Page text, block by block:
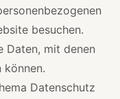
besuchen.
Daten, mit denen
Datenschutz